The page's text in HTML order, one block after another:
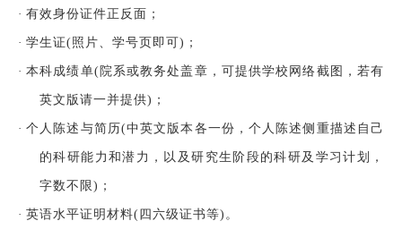
· 有效身份证件正反面；
· 学生证(照片、学号页即可)；
·本科成绩单(院系或教务处盖章，可提供学校网络截图，若有
英文版请一并提供)；
·个人陈述与简历(中英文版本各一份，个人陈述侧重描述自己
的科研能力和潜力，以及研究生阶段的科研及学习计划，
字数不限)；
· 英语水平证明材料(四六级证书等)。